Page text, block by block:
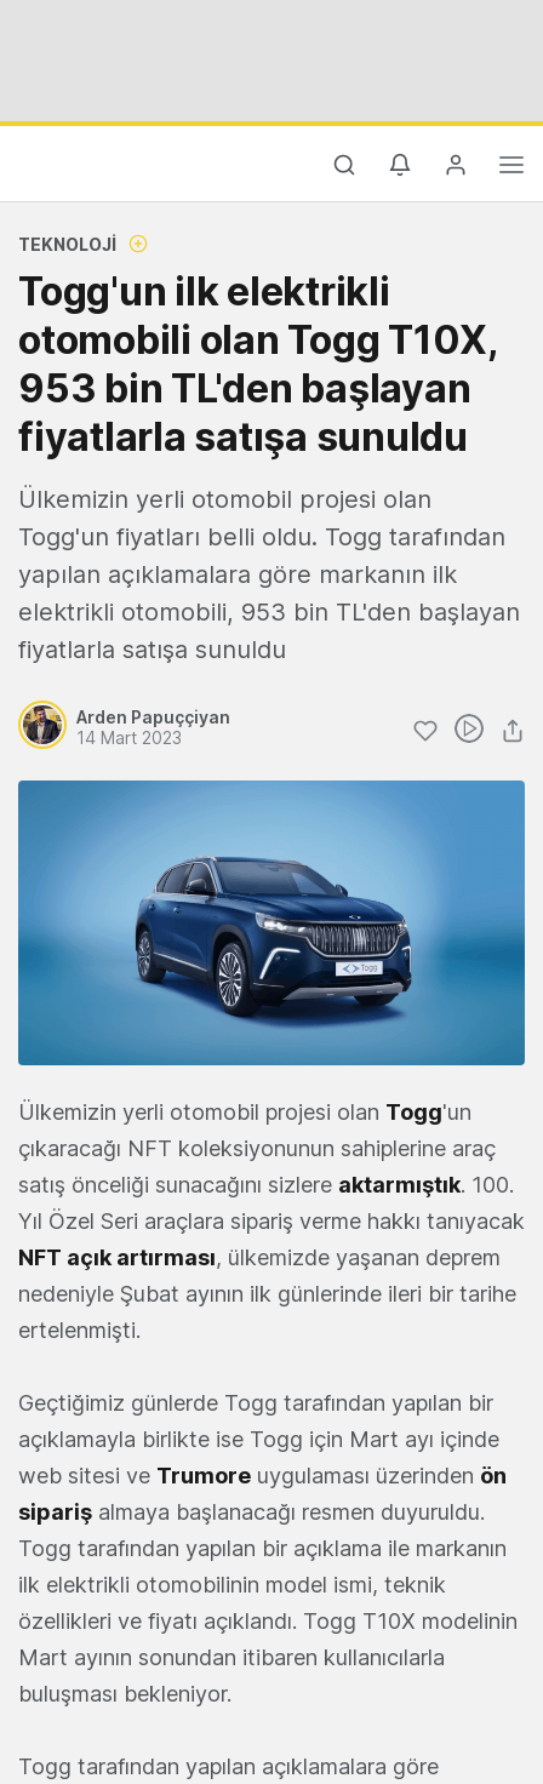
TEKNOLOJI
Togg'un ilk elektrikli
otomobili olan Togg T10X,
953 bin TL'den başlayan
fiyatlarla satışa sunuldu
Ülkemizin yerli otomobil projesi olan
Togg'un fiyatları belli oldu. Togg tarafından
yapılan açıklamalara göre markanın ilk
elektrikli otomobili, 953 bin TL'den başlayan
fiyatlarla satışa sunuldu
Arden Papuççiyan
14 Mart 2023
Ülkemizin yerli otomobil projesi olan Togg'un
çıkaracağı NFT koleksiyonunun sahiplerine araç
satış önceliği sunacağını sizlere aktarmıştık. 100.
Yıl Özel Seri araçlara sipariş verme hakkı tanıyacak
NFT açık artırması, ülkemizde yaşanan deprem
nedeniyle Şubat ayının ilk günlerinde ileri bir tarihe
ertelenmişti.
Geçtiğimiz günlerde Togg tarafından yapılan bir
açıklamayla birlikte ise Togg için Mart ayı içinde
web sitesi ve Trumore uygulaması üzerinden ön
sipariş almaya başlanacağı resmen duyuruldu.
Togg tarafından yapılan bir açıklama ile markanın
ilk elektrikli otomobilinin model ismi, teknik
özellikleri ve fiyatı açıklandı. Togg T10X modelinin
Mart ayının sonundan itibaren kullanıcılarla
buluşması bekleniyor.
Togg tarafından yapılan açıklamalara göre